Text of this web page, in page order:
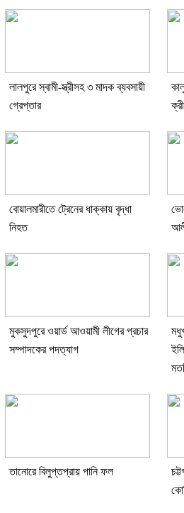
লালপুরে স্বামী-স্ত্রীসহ ৩ মাদক ব্যবসায়ী
গ্রেপ্তার
বোয়ালমারীতে ট্রেনের ধাক্কায় বৃদ্ধা
নিহত
মুকসুদপুরে ওয়ার্ড আওয়ামী লীগের প্রচার
সম্পাদকের পদত্যাগ
তানোরে বিলুপ্তপ্রায় পানি ফল